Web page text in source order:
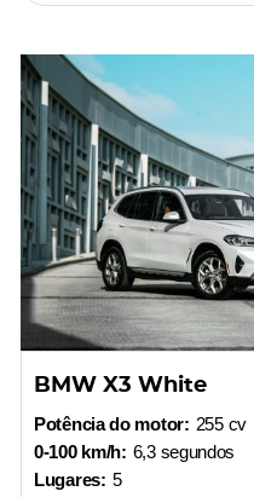
BMW X3 White
Potência do motor: 255 cv
0-100 km/h: 6,3 segundos
Lugares: 5